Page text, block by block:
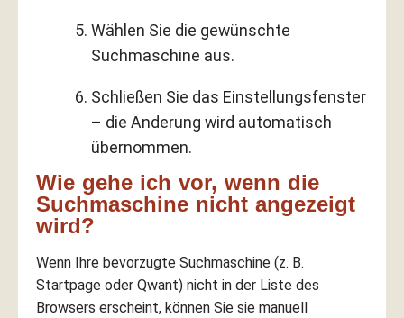
Wählen Sie die gewünschte
Suchmaschine aus.
Schließen Sie das Einstellungsfenster
– die Änderung wird automatisch
übernommen.
Wie gehe ich vor, wenn die
Suchmaschine nicht angezeigt
wird?
Wenn Ihre bevorzugte Suchmaschine (z. B.
Startpage oder Qwant) nicht in der Liste des
Browsers erscheint, können Sie sie manuell